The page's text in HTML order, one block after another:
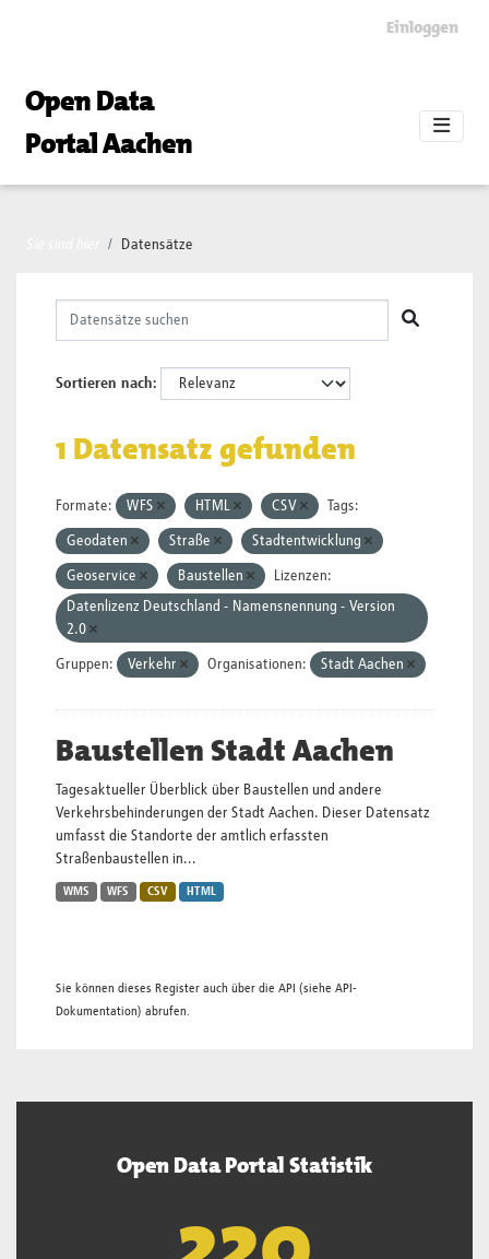
Einloggen
Open Data
Portal Aachen
Datensätze
Sortieren nach
1 Datensatz gefunden
Formate: WFS HTML CSV Tags:
Geodaten Straße Stadtentwicklung
Geoservice Baustellen
Lizenzen:
Datenlizenz Deutschland - Namensnennung - Version
2.0
Gruppen: Verkehr Organisationen: Stadt Aachen
Baustellen Stadt Aachen
Tagesaktueller Überblick über Baustellen und andere
Verkehrsbehinderungen der Stadt Aachen. Dieser Datensatz
umfasst die Standorte der amtlich erfassten
Straßenbaustellen in...
WMS WFS CSV HTML
Sie können dieses Register auch über die API (siehe API-
Dokumentation) abrufen.
Open Data Portal Statistik